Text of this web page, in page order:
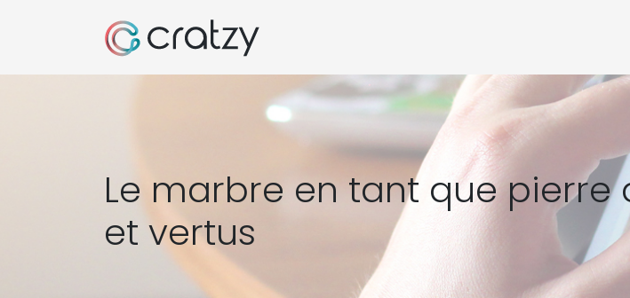
Le marbre en tant que
et vertus